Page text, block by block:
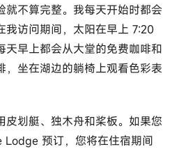
就不算完整。我每天开始时都会
我访问期间，太阳在早上 7:20
天早上都会从大堂的免费咖啡和
，坐在湖边的躺椅上观看色彩表
皮划艇、独木舟和桨板。如果您
预订，您将在住宿期间